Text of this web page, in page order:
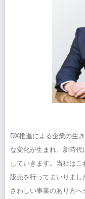
DX推進による企業の生
な変化が生まれ、新時
していきます。当社は
販売を行ってまいりま
さわしい事業のあり方へ